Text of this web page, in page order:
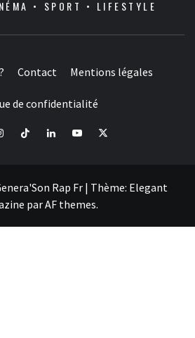
• SPORT • LIFESTYLE
Contact Mentions légales
de confidentialité
Tiktok LinkedInYoutube
X
Rap Fr | Thème: Elegant
parAF themes.